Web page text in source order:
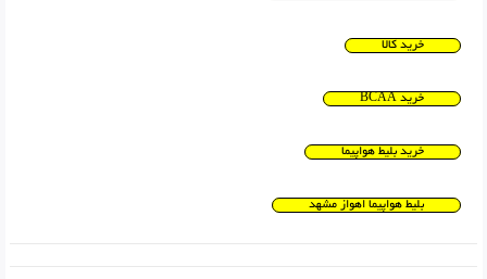
خرید کالا
خرید BCAA
خرید بلیط هواپیما
بلیط هواپیما اهواز مشهد